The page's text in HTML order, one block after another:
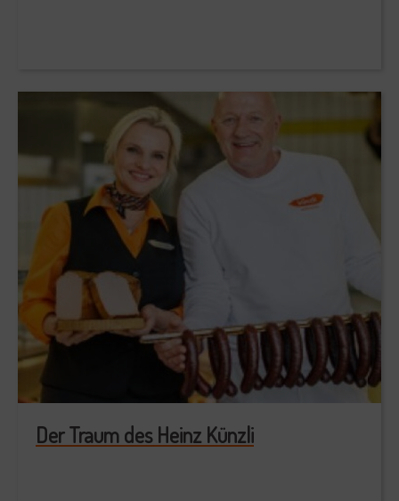
Der Traum des Heinz Künzli